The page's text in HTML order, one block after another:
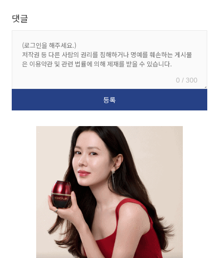
댓글
0 / 300